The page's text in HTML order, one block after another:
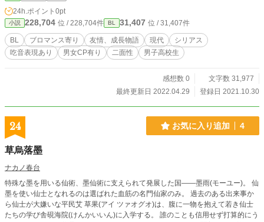
い。 ※あくまでフィクションです。実在の人物や建造物とは
関係ありません。 ※表紙と挿絵は自作です。 ※エブリスタに
も投稿しています。←こちらの方が更新が早いです
24h.ポイント 0pt
小説 228,704 位 / 228,704件 BL 31,407 位 / 31,407件
BL ブロマンス寄り 友情、成長物語 現代
シリアス
吃音表現あり
男女CP有り 二面性 男子高校生
感想数 0
文字数 31,977
最終更新日 2022.04.29
登録日 2021.10.30
24 お気に入り追加 4
草烏落墨
ナカノ春台
特殊な墨を用いる仙術、墨仙術に支えられて発展した国――墨雨(モーユー)。 仙
墨を使い仙士となれるのは選ばれた血筋の名門仙家のみ。 過去のある出来事か
ら仙士が大嫌いな平民艾 草果(アイ ツァオグオ)は、腹に一物を抱えて若き仙士
たちの学び舎硯海院(けんかいいん)に入学する。 誰のことも信用せず打算的にう